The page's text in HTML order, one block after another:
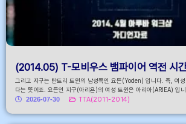
(2014.05) T-모비우스 뱀파이어 역전 시
그리고 지구는 탄트리 트윈의 남성쪽인 요든(Yoden) 입니다. 즉, 여
다는 뜻이죠. 요든인 지구(아리욘)의 여성 트윈은 아리아(ARIEA) 입니
2026-07-30
TTA(2011-2014)